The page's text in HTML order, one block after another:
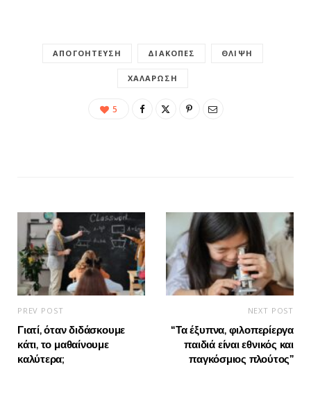
ΑΠΟΓΟΉΤΕΥΣΗ ΔΙΑΚΟΠΈΣ ΘΛΊΨΗ
ΧΑΛΆΡΩΣΗ
5
PREV POST
Γιατί, όταν διδάσκουμε
κάτι, το μαθαίνουμε
καλύτερα;
NEXT POST
“Τα έξυπνα, φιλοπερίεργα
παιδιά είναι εθνικός και
παγκόσμιος πλούτος”